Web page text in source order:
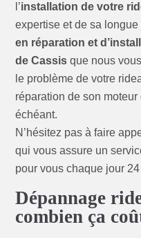
l’installation de votre
expertise et de sa
en réparation et
de Cassis que nous
le problème de votre
réparation de son
échéant.
N’hésitez pas à faire
qui vous assure un
pour vous chaque jour
Dépannage
combien ça